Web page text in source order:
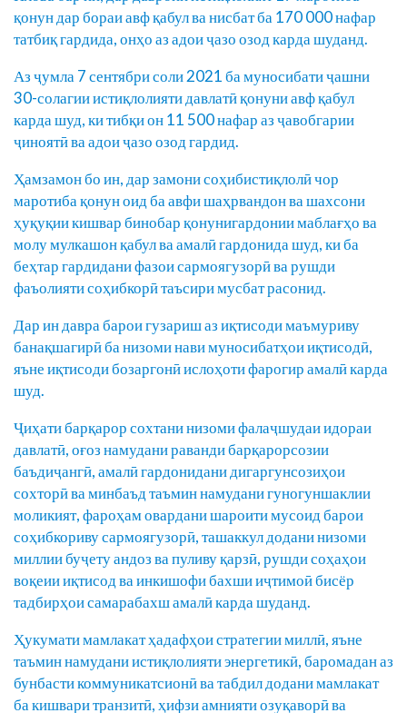
қонун дар бораи авф қабул ва нисбат ба 170 000 нафар
татбиқ гардида, онҳо аз адои ҷазо озод карда шуданд.
Аз ҷумла 7 сентябри соли 2021 ба муносибати ҷашни
30-солагии истиқлолияти давлатӣ қонуни авф қабул
карда шуд, ки тибқи он 11 500 нафар аз ҷавобгарии
ҷиноятӣ ва адои ҷазо озод гардид.
Ҳамзамон бо ин, дар замони соҳибистиқлолӣ чор
маротиба қонун оид ба авфи шаҳрвандон ва шахсони
ҳуқуқии кишвар бинобар қонунигардонии маблағҳо ва
молу мулкашон қабул ва амалӣ гардонида шуд, ки ба
беҳтар гардидани фазои сармоягузорӣ ва рушди
фаъолияти соҳибкорӣ таъсири мусбат расонид.
Дар ин давра барои гузариш аз иқтисоди маъмуриву
банақшагирӣ ба низоми нави муносибатҳои иқтисодӣ,
яъне иқтисоди бозаргонӣ ислоҳоти фарогир амалӣ карда
шуд.
Ҷиҳати барқарор сохтани низоми фалаҷшудаи идораи
давлатӣ, оғоз намудани раванди барқарорсозии
баъдиҷангӣ, амалӣ гардонидани дигаргунсозиҳои
сохторӣ ва минбаъд таъмин намудани гуногуншаклии
моликият, фароҳам овардани шароити мусоид барои
соҳибкориву сармоягузорӣ, ташаккул додани низоми
миллии буҷету андоз ва пуливу қарзӣ, рушди соҳаҳои
воқеии иқтисод ва инкишофи бахши иҷтимоӣ бисёр
тадбирҳои самарабахш амалӣ карда шуданд.
Ҳукумати мамлакат ҳадафҳои стратегии миллӣ, яъне
таъмин намудани истиқлолияти энергетикӣ, баромадан аз
бунбасти коммуникатсионӣ ва табдил додани мамлакат
ба кишвари транзитӣ, ҳифзи амнияти озуқаворӣ ва